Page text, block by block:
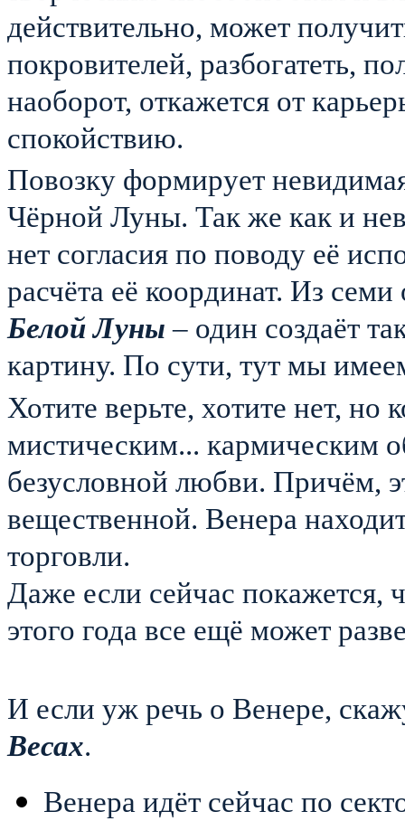
действительно, может
покровителей, разбогатеть,
наоборот, откажется от
спокойствию.
Повозку формирует
Чёрной Луны. Так же как и
нет согласия по поводу её
расчёта её координат. Из
Белой Луны – один создаёт
картину. По сути, тут мы
Хотите верьте, хотите нет, но
мистическим... кармическим
безусловной любви. Причём,
вещественной. Венера
торговли.
Даже если сейчас покажется,
этого года все ещё может
И если уж речь о Венере,
Весах.
Венера идёт сейчас по